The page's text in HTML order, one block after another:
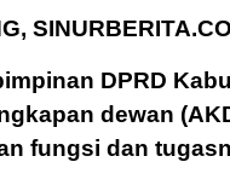
DPRD
dewan
fungsi dan